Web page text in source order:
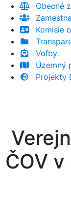
Obecné
Komisie
Voľby
Územný
Projekty
ČOV